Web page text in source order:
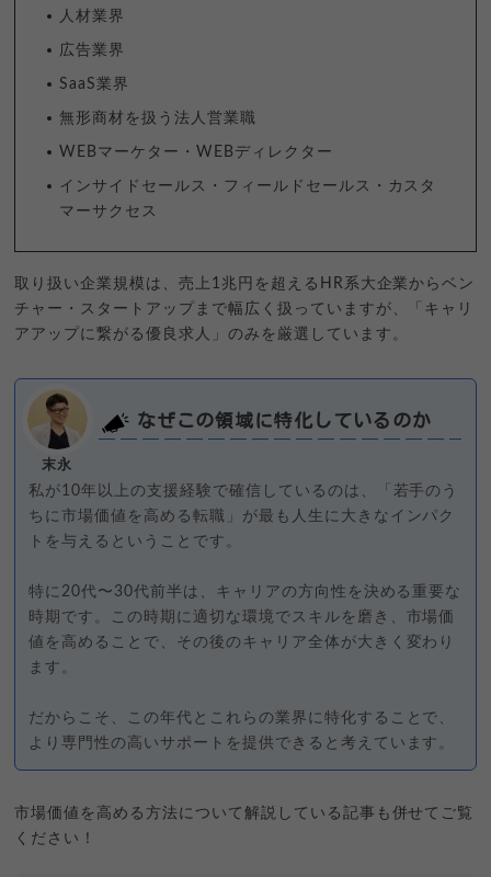
人材業界
広告業界
SaaS業界
無形商材を扱う法人営業職
WEBマーケター・WEBディレクター
インサイドセールス・フィールドセールス・カスタ
マーサクセス
取り扱い企業規模は、売上1兆円を超えるHR系大企業からベン
チャー・スタートアップまで幅広く扱っていますが、「キャリ
アアップに繋がる優良求人」のみを厳選しています。
末永
なぜこの領域に特化しているのか
私が10年以上の支援経験で確信しているのは、「若手のう
ちに市場価値を高める転職」が最も人生に大きなインパク
トを与えるということです。
特に20代〜30代前半は、キャリアの方向性を決める重要な
時期です。この時期に適切な環境でスキルを磨き、市場価
値を高めることで、その後のキャリア全体が大きく変わり
ます。
だからこそ、この年代とこれらの業界に特化することで、
より専門性の高いサポートを提供できると考えています。
市場価値を高める方法について解説している記事も併せてご覧
ください！